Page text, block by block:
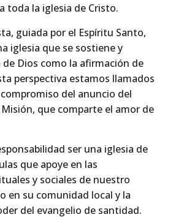
toda la iglesia de Cristo.
guiada por el Espíritu Santo,
iglesia que se sostiene y
de Dios como la afirmación de
perspectiva estamos llamados
del anuncio del
que comparte el amor de
ser una iglesia de
que apoye en las
y sociales de nuestro
en su comunidad local y la
del evangelio de santidad.